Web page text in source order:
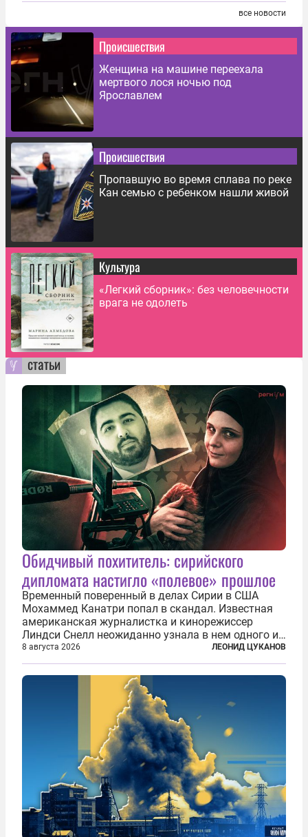
все новости
Происшествия
Женщина на машине переехала
мертвого лося ночью под
Ярославлем
Происшествия
Пропавшую во время сплава по реке
Кан семью с ребенком нашли живой
Культура
«Легкий сборник»: без человечности
врага не одолеть
статьи
Обидчивый похититель: сирийского
дипломата настигло «полевое» прошлое
Временный поверенный в делах Сирии в США
Мохаммед Канатри попал в скандал. Известная
американская журналистка и кинорежиссер
Линдси Снелл неожиданно узнала в нем одного из
бандитов, похитивших ее в сирийском Алеппо в
2016 году. Журналистка убеждена, что Канатри, в
то время известный под подпольным...
8 августа 2026 ЛЕОНИД ЦУКАНОВ